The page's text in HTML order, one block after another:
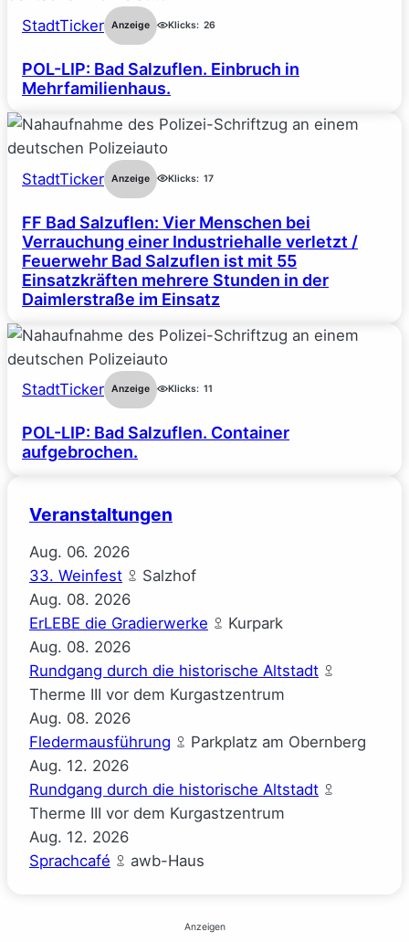
StadtTicker Anzeige Klicks: 26
POL-LIP: Bad Salzuflen. Einbruch in
Mehrfamilienhaus.
StadtTicker Anzeige Klicks: 17
FF Bad Salzuflen: Vier Menschen bei
Verrauchung einer Industriehalle verletzt /
Feuerwehr Bad Salzuflen ist mit 55
Einsatzkräften mehrere Stunden in der
Daimlerstraße im Einsatz
StadtTicker Anzeige Klicks: 11
POL-LIP: Bad Salzuflen. Container
aufgebrochen.
Veranstaltungen
Aug. 06. 2026
33. Weinfest
Salzhof
Aug. 08. 2026
ErLEBE die Gradierwerke
Kurpark
Aug. 08. 2026
Rundgang durch die historische Altstadt
Therme III vor dem Kurgastzentrum
Aug. 08. 2026
Fledermausführung
Parkplatz am Obernberg
Aug. 12. 2026
Rundgang durch die historische Altstadt
Therme III vor dem Kurgastzentrum
Aug. 12. 2026
Sprachcafé
awb-Haus
Anzeigen